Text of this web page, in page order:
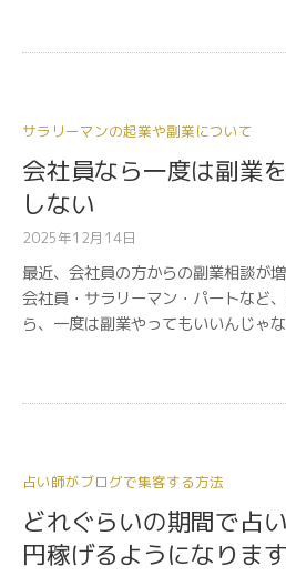
サラリーマンの起業や副業について
会社員なら一度は副業
しない
2025年12月14日
最近、会社員の方からの副業相談が
会社員・サラリーマン・パートなど
ら、一度は副業やってもいいんじゃ
占い師がブログで集客する方法
どれぐらいの期間で占
円稼げるようになりま